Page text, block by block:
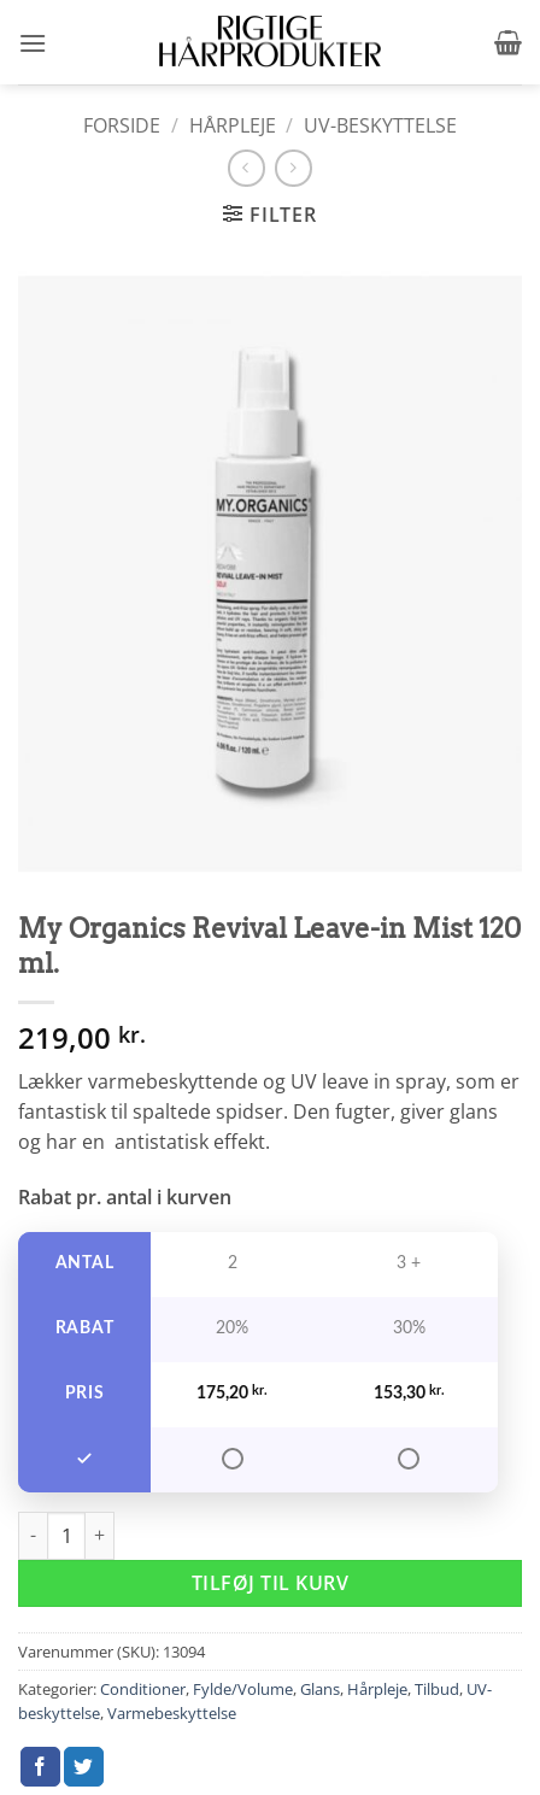
FORSIDE / HÅRPLEJE / UV-BESKYTTELSE
FILTER
My Organics Revival Leave-in Mist 120
ml.
219,00 kr.
Lækker varmebeskyttende og UV leave in spray, som er
fantastisk til spaltede spidser. Den fugter, giver glans
og har en antistatisk effekt.
Rabat pr. antal i kurven
ANTAL
RABAT
PRIS
2 3 +
20% 30%
175,20 kr. 153,30 kr.
My Organics Revival Leave-in Mist 120 ml. antal
TILFØJ TIL KURV
Varenummer (SKU): 13094
Kategorier:Conditioner, Fylde/Volume,Glans, Hårpleje,Tilbud, UV-
beskyttelse,Varmebeskyttelse